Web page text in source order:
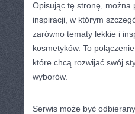
Opisując tę stronę, można
inspiracji, w którym
zarówno tematy lekkie i
kosmetyków. To
które chcą rozwijać swój
wyborów.
Serwis może być